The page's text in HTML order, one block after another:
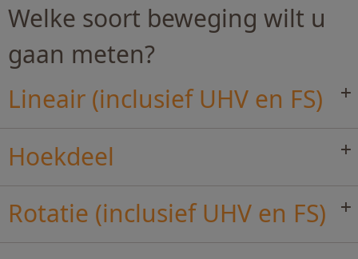
Welke soort beweging wilt u
gaan meten?
Lineair (inclusief UHV en FS)
Hoekdeel
Rotatie (inclusief UHV en FS)